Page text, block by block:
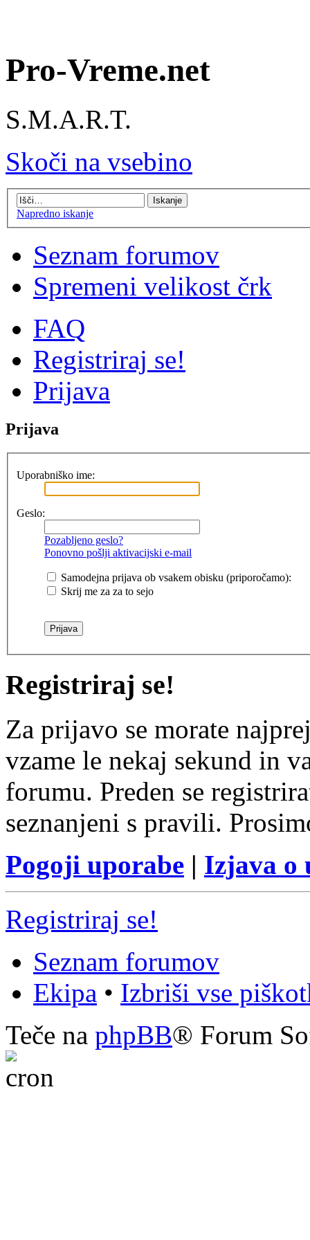
Pro-Vreme.net
S.M.A.R.T.
Skoči na vsebino
Napredno iskanje
Seznam forumov
Spremeni velikost črk
FAQ
Registriraj se!
Prijava
Prijava
Uporabniško ime:
Geslo:
Pozabljeno geslo?
Ponovno pošlji aktivacijski e-mail
Samodejna prijava ob vsakem obisku (priporočamo):
Skrij me za za to sejo
Registriraj se!
Za prijavo se morate
vzame le nekaj sekund in
forumu. Preden se
seznanjeni s pravili.
Pogoji uporabe | Izjava o
Registriraj se!
Seznam forumov
Ekipa • Izbriši vse
Teče na phpBB® Forum